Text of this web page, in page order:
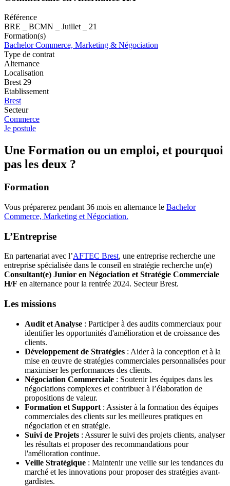
Référence
BRE _ BCMN _ Juillet _ 21
Formation(s)
Bachelor Commerce, Marketing & Négociation
Type de contrat
Alternance
Localisation
Brest 29
Etablissement
Brest
Secteur
Commerce
Je postule
Une Formation ou un emploi, et pourquoi
pas les deux ?
Formation
Vous préparerez pendant 36 mois en alternance le Bachelor
Commerce, Marketing et Négociation.
L’Entreprise
En partenariat avec l’AFTEC Brest, une entreprise recherche une
entreprise spécialisée dans le conseil en stratégie recherche un(e)
Consultant(e) Junior en Négociation et Stratégie Commerciale
H/F en alternance pour la rentrée 2024. Secteur Brest.
Les missions
Audit et Analyse : Participer à des audits commerciaux pour
identifier les opportunités d'amélioration et de croissance des
clients.
Développement de Stratégies : Aider à la conception et à la
mise en œuvre de stratégies commerciales personnalisées pour
maximiser les performances des clients.
Négociation Commerciale : Soutenir les équipes dans les
négociations complexes et contribuer à l’élaboration de
propositions de valeur.
Formation et Support : Assister à la formation des équipes
commerciales des clients sur les meilleures pratiques en
négociation et en stratégie.
Suivi de Projets : Assurer le suivi des projets clients, analyser
les résultats et proposer des recommandations pour
l'amélioration continue.
Veille Stratégique : Maintenir une veille sur les tendances du
marché et les innovations pour proposer des stratégies avant-
gardistes.